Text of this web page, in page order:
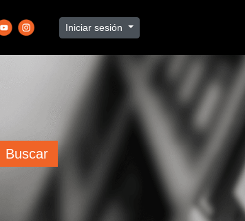
Iniciar sesión
Buscar